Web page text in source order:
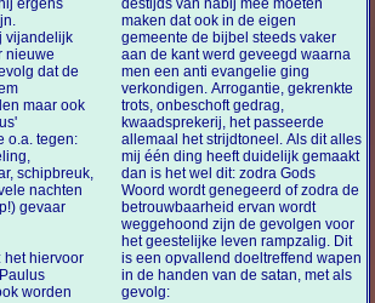
ergens
vijandelijk
nieuwe
dat de
maar ook
o.a. tegen:
schipbreuk,
nachten
gevaar
het hiervoor
worden
destijds van nabij mee moeten
maken dat ook in de eigen
gemeente de bijbel steeds vaker
aan de kant werd geveegd waarna
men een anti evangelie ging
verkondigen. Arrogantie, gekrenkte
trots, onbeschoft gedrag,
kwaadsprekerij, het passeerde
allemaal het strijdtoneel. Als dit alles
mij één ding heeft duidelijk gemaakt
dan is het wel dit: zodra Gods
Woord wordt genegeerd of zodra de
betrouwbaarheid ervan wordt
weggehoond zijn de gevolgen voor
het geestelijke leven rampzalig. Dit
is een opvallend doeltreffend wapen
in de handen van de satan, met als
gevolg: